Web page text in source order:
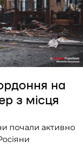
на
з місця
почали активно